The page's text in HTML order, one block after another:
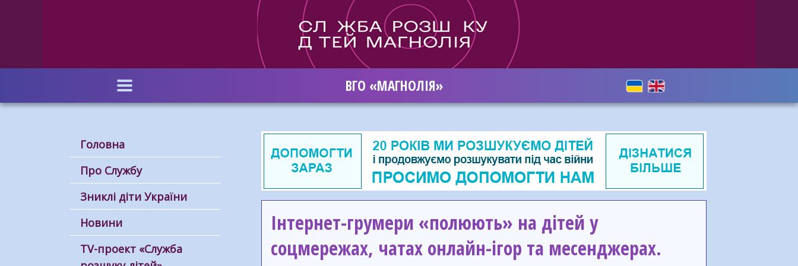
ВГО «МАГНОЛІЯ»
Головна
Про Службу
Зниклі діти України
Новини
ТV-проект «Служба
Інтернет-грумери «полюють» на дітей у
соцмережах, чатах онлайн-ігор та месенджерах.